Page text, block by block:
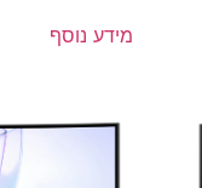
מידע נוסף